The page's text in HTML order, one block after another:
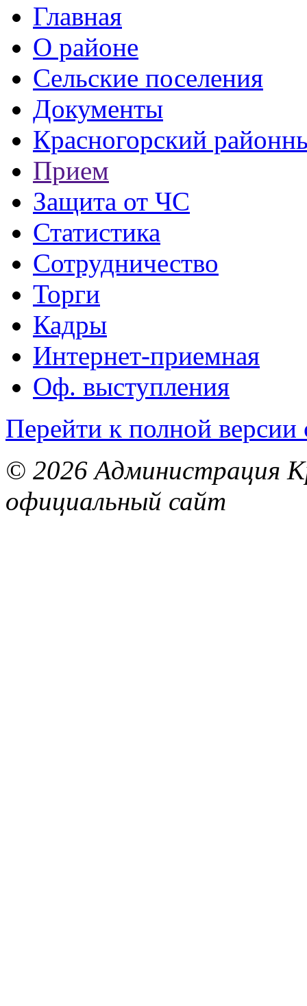
Главная
О районе
Сельские поселения
Документы
Красногорский
Прием
Защита от ЧС
Статистика
Сотрудничество
Торги
Кадры
Интернет-приемная
Оф. выступления
Перейти к полной версии
© 2026 Администрация
официальный сайт